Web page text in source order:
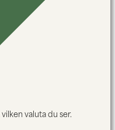
valuta du ser.